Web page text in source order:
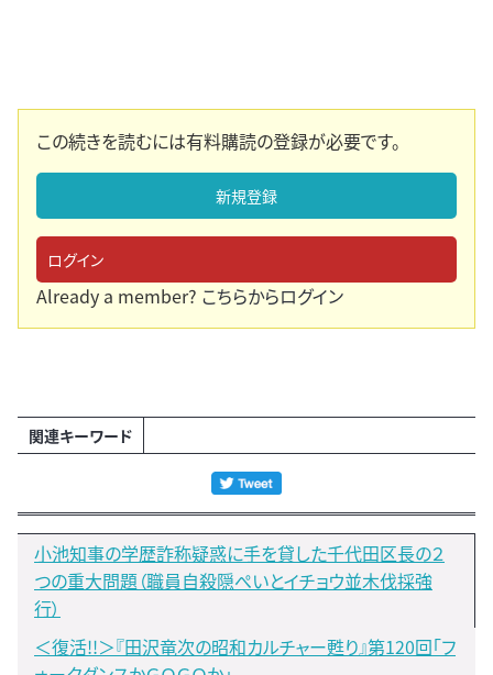
この続きを読むには有料購読の登録が必要です。
新規登録
ログイン
Already a member? こちらからログイン
関連キーワード
小池知事の学歴詐称疑惑に手を貸した千代田区長の２
つの重大問題（職員自殺隠ぺいとイチョウ並木伐採強
行）
＜復活!!＞『田沢竜次の昭和カルチャー甦り』第120回「フ